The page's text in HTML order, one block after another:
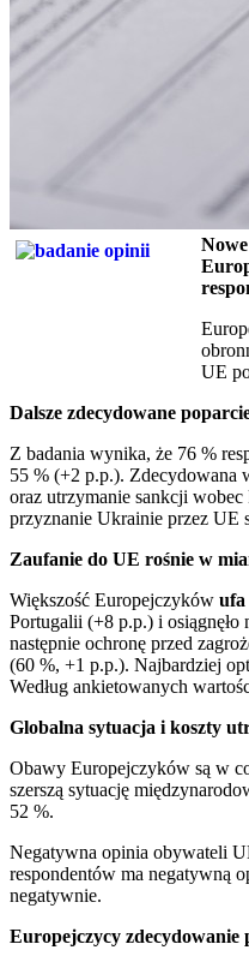
UE
Dalsze zdecydowane
Z badania wynika, że 76 %
55 % (+2 p.p.). Zdecydowana
oraz utrzymanie sankcji
przyznanie Ukrainie przez UE
Zaufanie do UE rośnie w
Większość Europejczyków ufa
Portugalii (+8 p.p.) i
następnie ochronę przed
(60 %, +1 p.p.). Najbardziej
Według ankietowanych
Globalna sytuacja i koszty
Obawy Europejczyków są w
szerszą sytuację
52 %.
Negatywna opinia obywateli
respondentów ma negatywną
negatywnie.
Europejczycy zdecydowanie